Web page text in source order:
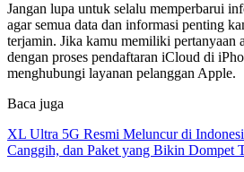
Jangan lupa untuk selalu memperbarui
agar semua data dan informasi penting
terjamin. Jika kamu memiliki pertanyaan
dengan proses pendaftaran iCloud di
menghubungi layanan pelanggan Apple.
Baca juga
XL Ultra 5G Resmi Meluncur di
Canggih, dan Paket yang Bikin Dompet